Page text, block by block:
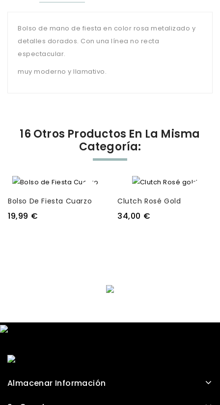
Bolso de mano de fiesta en color rosa metalizado y
detalles dorados. Con una línea no recta
espectacular.
muy moderno y llamativo.
16 Otros Productos En La Misma
Categoría:
Bolso De Fiesta Cuarzo
19,99 €
Clutch Rosé Gold
34,00 €
Almacenar Información